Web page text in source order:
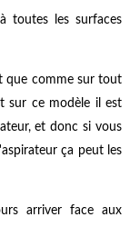
toutes les surfaces
que comme sur tout
sur ce modèle il est
et donc si vous
ça peut les
arriver face aux